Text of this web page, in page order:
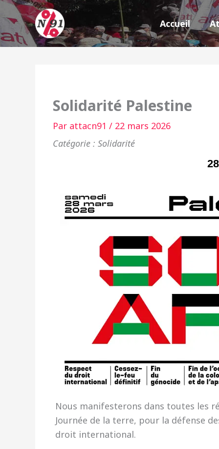
Aller
au
contenu
Accueil
Solidarité Palestine
Par attacn91 / 22 mars 2026
Solidarité
Nous manifesterons dans toutes les
Journée de la terre, pour la défense
droit international.